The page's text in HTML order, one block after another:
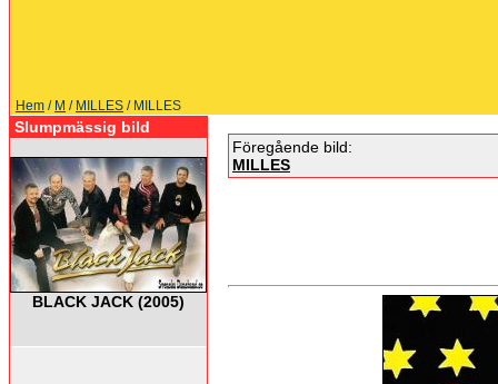
Hem / M / MILLES / MILLES
Slumpmässig bild
BLACK JACK (2005)
Föregående bild:
MILLES